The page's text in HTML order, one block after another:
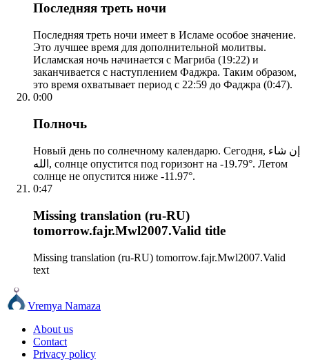
Последняя треть ночи
Последняя треть ночи имеет в Исламе особое значение.
Это лучшее время для дополнительной молитвы.
Исламская ночь начинается с Магриба (19:22) и
заканчивается с наступлением Фаджра. Таким образом,
это время охватывает период с 22:59 до Фаджра (0:47).
0:00
Полночь
Новый день по солнечному календарю. Сегодня, إن شاء
الله, солнце опустится под горизонт на -19.79°. Летом
солнце не опустится ниже -11.97°.
0:47
Missing translation (ru-RU)
tomorrow.fajr.Mwl2007.Valid title
Missing translation (ru-RU) tomorrow.fajr.Mwl2007.Valid
text
Vremya Namaza
About us
Contact
Privacy policy